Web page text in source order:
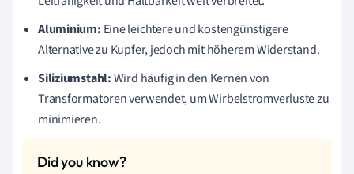
Aluminium: Eine leichtere und kostengünstigere
Alternative zu Kupfer, jedoch mit höherem Widerstand.
Siliziumstahl:Wird häufig in den Kernen von
Transformatoren verwendet, um Wirbelstromverluste zu
minimieren.